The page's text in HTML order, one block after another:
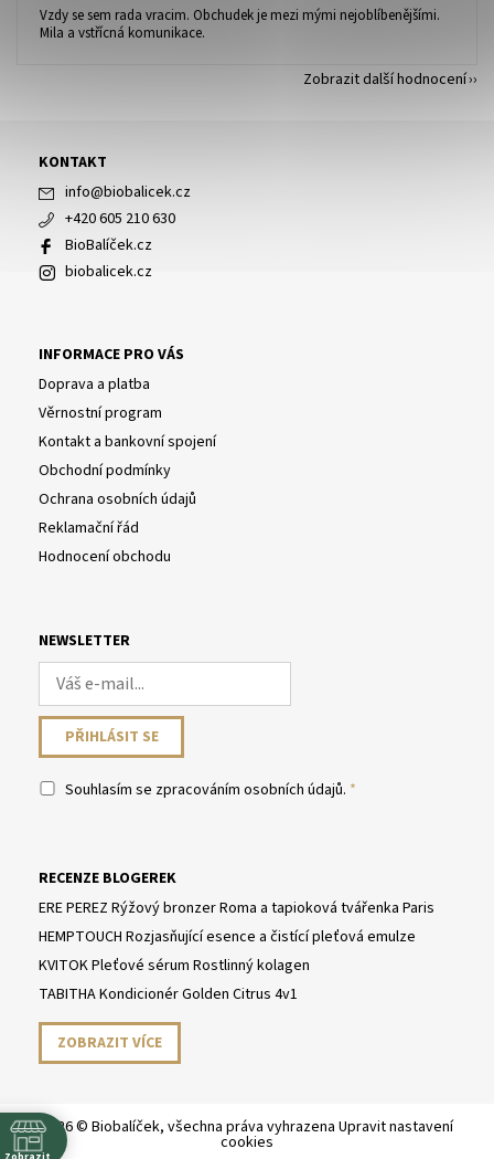
Vzdy se sem rada vracim. Obchudek je mezi mými nejoblíbenějšími.
Mila a vstřícná komunikace.
Zobrazit další hodnocení
KONTAKT
info@biobalicek.cz
+420 605 210 630
BioBalíček.cz
biobalicek.cz
INFORMACE PRO VÁS
Doprava a platba
Věrnostní program
Kontakt a bankovní spojení
Obchodní podmínky
Ochrana osobních údajů
Reklamační řád
Hodnocení obchodu
NEWSLETTER
Souhlasím se zpracováním osobních údajů.
RECENZE BLOGEREK
ERE PEREZ Rýžový bronzer Roma a tapioková tvářenka Paris
HEMPTOUCH Rozjasňující esence a čistící pleťová emulze
KVITOK Pleťové sérum Rostlinný kolagen
TABITHA Kondicionér Golden Citrus 4v1
ZOBRAZIT VÍCE
2026 © Biobalíček, všechna práva vyhrazena Upravit nastavení
cookies